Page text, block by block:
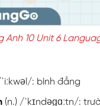
Anh 10 Unit 6
: bình đẳng
(n.) /ˈkɪndəɡɑːtn/: